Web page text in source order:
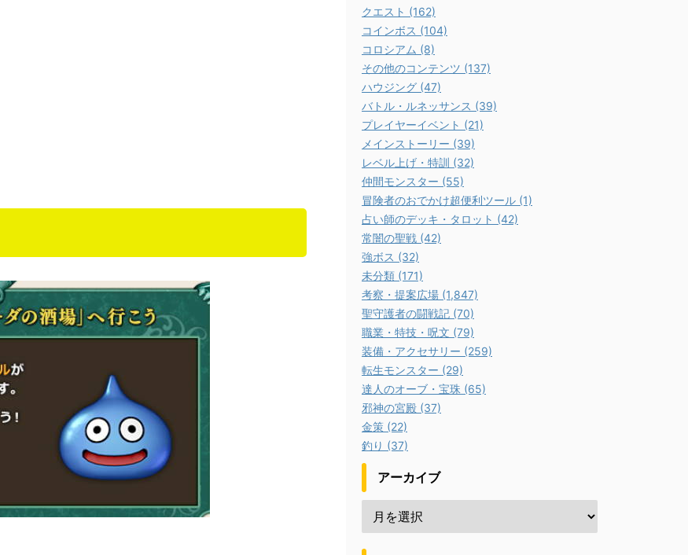
クエスト (162)
コインボス (104)
コロシアム (8)
その他のコンテンツ (137)
ハウジング (47)
バトル・ルネッサンス (39)
プレイヤーイベント (21)
メインストーリー (39)
レベル上げ・特訓 (32)
仲間モンスター (55)
冒険者のおでかけ超便利ツール (1)
占い師のデッキ・タロット (42)
常闇の聖戦 (42)
強ボス (32)
未分類 (171)
考察・提案広場 (1,847)
聖守護者の闘戦記 (70)
職業・特技・呪文 (79)
装備・アクセサリー (259)
転生モンスター (29)
達人のオーブ・宝珠 (65)
邪神の宮殿 (37)
金策 (22)
釣り (37)
アーカイブ